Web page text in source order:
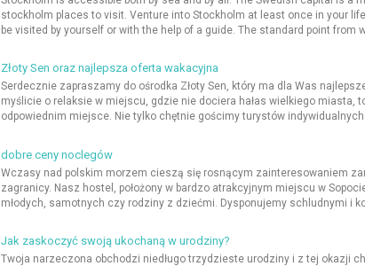
stockholm places to visit. Venture into Stockholm at least once in your
be visited by yourself or with the help of a guide. The standard point from
Złoty Sen oraz najlepsza oferta wakacyjna
Serdecznie zapraszamy do ośrodka Złoty Sen, który ma dla Was
myślicie o relaksie w miejscu, gdzie nie dociera hałas wielkiego miasta,
odpowiednim miejsce. Nie tylko chętnie gościmy turystów
dobre ceny noclegów
Wczasy nad polskim morzem cieszą się rosnącym zainteresowaniem
zagranicy. Nasz hostel, położony w bardzo atrakcyjnym miejscu w
młodych, samotnych czy rodziny z dziećmi. Dysponujemy schludnymi i
Jak zaskoczyć swoją ukochaną w urodziny?
Twoja narzeczona obchodzi niedługo trzydzieste urodziny i z tej okazji